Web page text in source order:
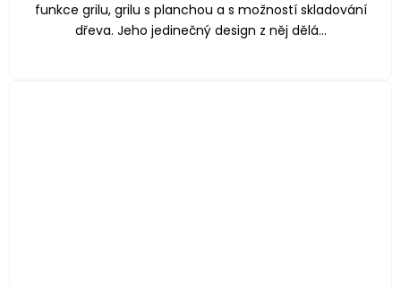
funkce grilu, grilu s planchou a s možností skladování
dřeva. Jeho jedinečný design z něj dělá...